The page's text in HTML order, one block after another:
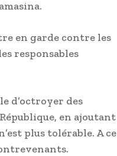
en garde contre les
responsables
d’octroyer des
en ajoutant
plus tolérable. A ce